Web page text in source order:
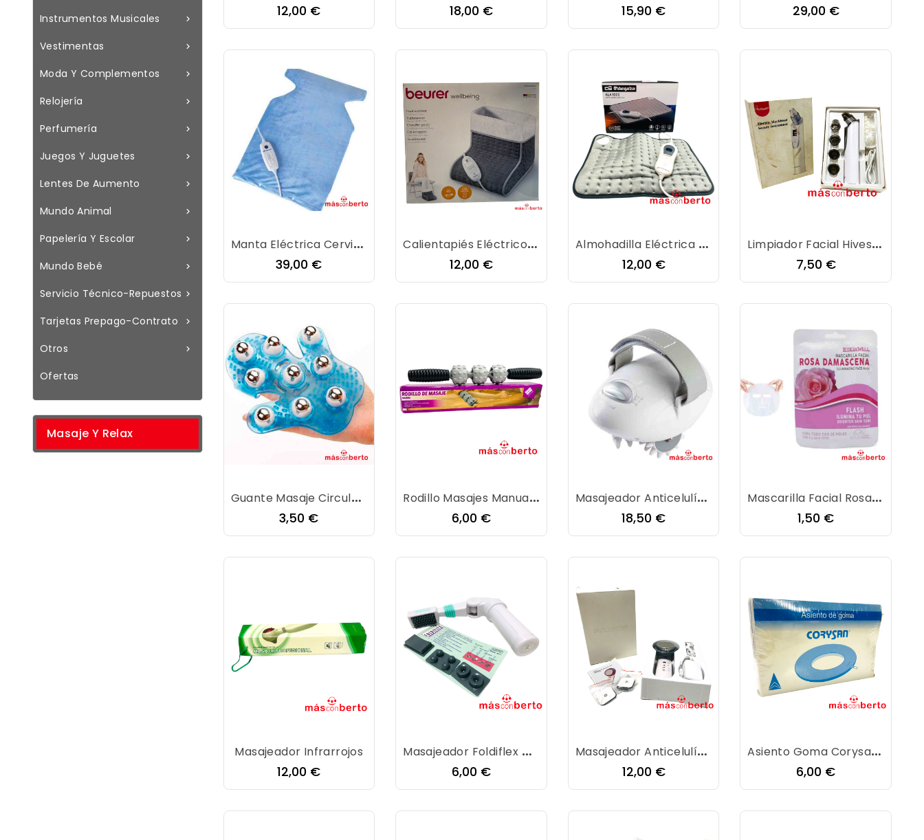

Instrumentos Musicales

Vestimentas

Moda Y Complementos

Relojería

Perfumería

Juegos Y Juguetes

Lentes De Aumento

Mundo Animal

Papelería Y Escolar

Mundo Bebé

Servicio Técnico-Repuestos

Tarjetas Prepago-Contrato

Otros
Ofertas
Masaje Y Relax
Precio
12,00 €
Precio
18,00 €
Precio
15,90 €
Precio
29,00 €
Manta Eléctrica Cervical AHC-4150 Orbegozo 16461
Precio
39,00 €
Calientapiés Eléctrico Beurer FWM 45
Precio
12,00 €
Almohadilla Eléctrica Orbegozo ALA1000
Precio
12,00 €
Limpiador Facial Hiveseen
Precio
7,50 €
Guante Masaje Circulación
Precio
3,50 €
Rodillo Masajes Manual BN4291
Precio
6,00 €
Masajeador Anticelulítico Vitalcontrol SCM45
Precio
18,50 €
Mascarilla Facial Rosa Damascena Leticia Well
Precio
1,50 €
Masajeador Infrarrojos
Precio
12,00 €
Masajeador Foldiflex A011
Precio
6,00 €
Masajeador Anticelulítico Cavitación...
Precio
12,00 €
Asiento Goma Corysan 45CM
Precio
6,00 €